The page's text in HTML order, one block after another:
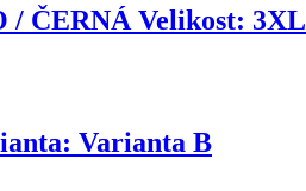
/ ČERNÁ Velikost: 3XL
Varianta B